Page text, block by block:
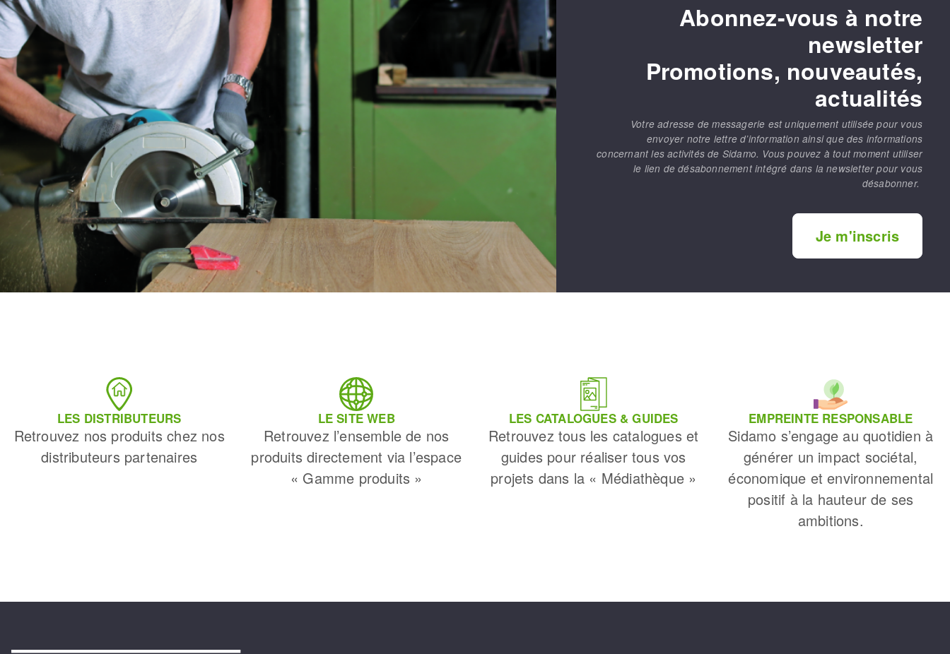
Abonnez-vous à notre
newsletter
Promotions, nouveautés,
actualités
Votre adresse de messagerie est uniquement utilisée pour vous
envoyer notre lettre d’information ainsi que des informations
concernant les activités de Sidamo. Vous pouvez à tout moment utiliser
le lien de désabonnement intégré dans la newsletter pour vous
désabonner.
Je m'inscris
LES DISTRIBUTEURS
Retrouvez nos produits chez nos
distributeurs partenaires
LE SITE WEB
Retrouvez l’ensemble de nos
produits directement via l’espace
« Gamme produits »
LES CATALOGUES & GUIDES
Retrouvez tous les catalogues et
guides pour réaliser tous vos
projets dans la « Médiathèque »
EMPREINTE RESPONSABLE
Sidamo s’engage au quotidien à
générer un impact sociétal,
économique et environnemental
positif à la hauteur de ses
ambitions.